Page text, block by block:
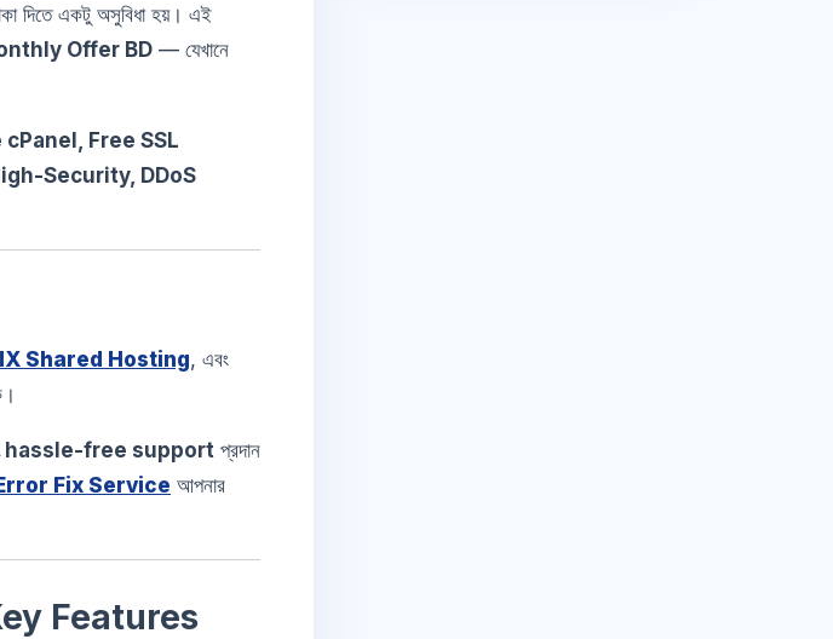
দিতে একটু অসুবিধা হয়। এই
Offer BD — যেখানে
Free SSL
Security, DDoS
Shared Hosting, এবং
hassle-free support প্রদান
Fix Service আপনার
Features